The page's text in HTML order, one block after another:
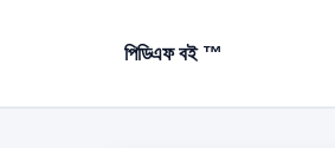
পিডিএফ বই ™